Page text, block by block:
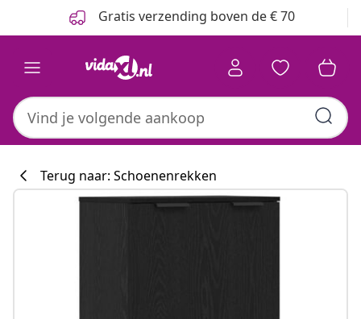
Gratis verzending boven de € 70
Terug naar: Schoenenrekken